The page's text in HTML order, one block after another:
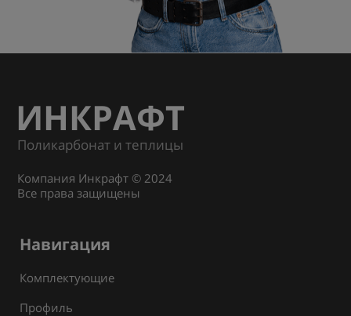
ИНКРАФТ
Поликарбонат и теплицы
Компания Инкрафт © 2024
Все права защищены
Навигация
Комплектующие
Профиль